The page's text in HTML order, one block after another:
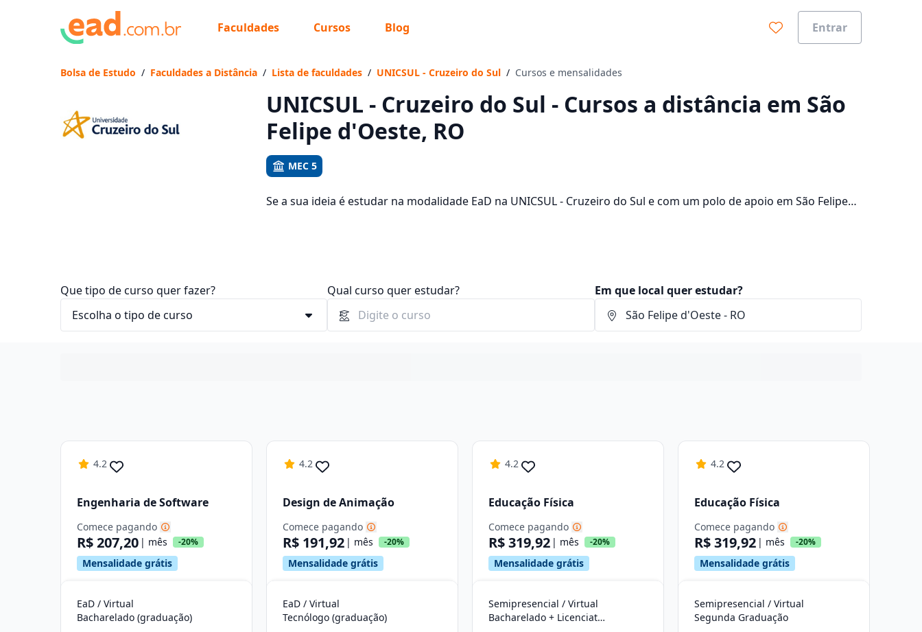
Faculdades Cursos Blog Entrar
Vamos te guiar no caminho ideal para seus estudos
Bolsa de Estudo / Faculdades a Distância / Lista de faculdades / UNICSUL - Cruzeiro do Sul / Cursos e mensalidades
UNICSUL - Cruzeiro do Sul - Cursos a distância em São
Felipe d'Oeste, RO
MEC 5
Se a sua ideia é estudar na modalidade EaD na UNICSUL - Cruzeiro do Sul e com um polo de apoio em São Felipe
Que tipo de curso quer fazer? Qual curso quer estudar? Em que local quer estudar?
4.2
Engenharia de Software
Comece pagando
R$ 207,20 | mês -20%
Mensalidade grátis
EaD / Virtual
Bacharelado (graduação)
4.2
Design de Animação
Comece pagando
R$ 191,92 | mês -20%
Mensalidade grátis
EaD / Virtual
Tecnólogo (graduação)
4.2
Educação Física
Comece pagando
R$ 319,92 | mês -20%
Mensalidade grátis
Semipresencial / Virtual
Bacharelado + Licenciatura (graduação)
4.2
Educação Física
Comece pagando
R$ 319,92 | mês -20%
Mensalidade grátis
Semipresencial / Virtual
Segunda Graduação